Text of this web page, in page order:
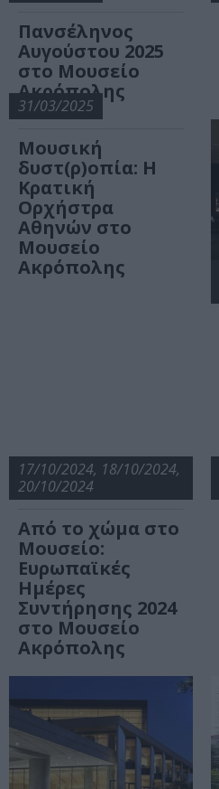
Πανσέληνος
Αυγούστου 2025
στο Μουσείο
Ακρόπολης
31/03/2025
Μουσική
δυστ(ρ)οπία: Η
Κρατική
Ορχήστρα
Αθηνών στο
Μουσείο
Ακρόπολης
17/10/2024, 18/10/2024,
20/10/2024
Από το χώμα στο
Μουσείο:
Ευρωπαϊκές
Ημέρες
Συντήρησης 2024
στο Μουσείο
Ακρόπολης